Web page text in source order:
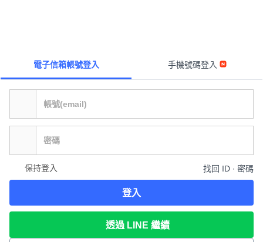
電子信箱帳號登入 手機號碼登入
保持登入 找回 ID ∙ 密碼
登入
透過 LINE 繼續